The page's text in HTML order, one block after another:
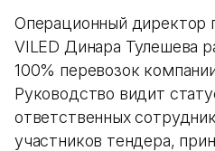
Операционный директор
VILED Динара Тулешева
100% перевозок
Руководство видит
ответственных
участников тендера,